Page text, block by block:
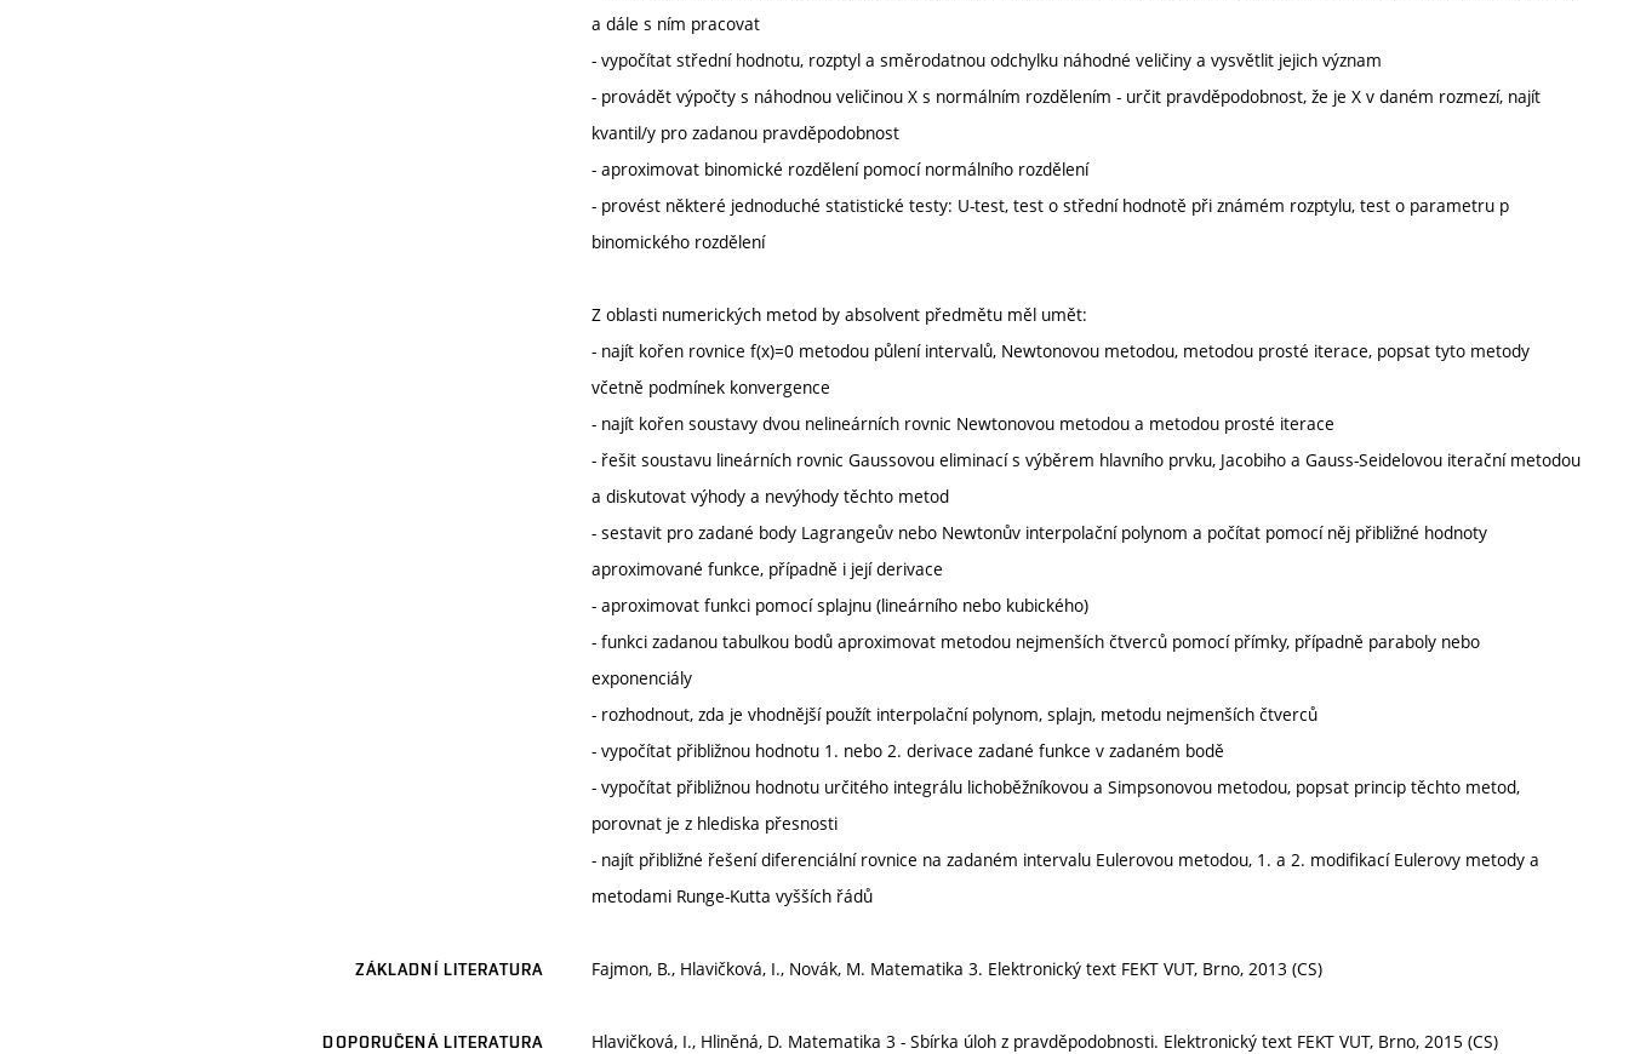
a dále s ním pracovat
- vypočítat střední hodnotu, rozptyl a směrodatnou odchylku náhodné veličiny a vysvětlit jejich význam
- provádět výpočty s náhodnou veličinou X s normálním rozdělením - určit pravděpodobnost, že je X v daném rozmezí, najít
kvantil/y pro zadanou pravděpodobnost
- aproximovat binomické rozdělení pomocí normálního rozdělení
- provést některé jednoduché statistické testy: U-test, test o střední hodnotě při známém rozptylu, test o parametru p
binomického rozdělení
Z oblasti numerických metod by absolvent předmětu měl umět:
- najít kořen rovnice f(x)=0 metodou půlení intervalů, Newtonovou metodou, metodou prosté iterace, popsat tyto metody
včetně podmínek konvergence
- najít kořen soustavy dvou nelineárních rovnic Newtonovou metodou a metodou prosté iterace
- řešit soustavu lineárních rovnic Gaussovou eliminací s výběrem hlavního prvku, Jacobiho a Gauss-Seidelovou iterační metodou
a diskutovat výhody a nevýhody těchto metod
- sestavit pro zadané body Lagrangeův nebo Newtonův interpolační polynom a počítat pomocí něj přibližné hodnoty
aproximované funkce, případně i její derivace
- aproximovat funkci pomocí splajnu (lineárního nebo kubického)
- funkci zadanou tabulkou bodů aproximovat metodou nejmenších čtverců pomocí přímky, případně paraboly nebo
exponenciály
- rozhodnout, zda je vhodnější použít interpolační polynom, splajn, metodu nejmenších čtverců
- vypočítat přibližnou hodnotu 1. nebo 2. derivace zadané funkce v zadaném bodě
- vypočítat přibližnou hodnotu určitého integrálu lichoběžníkovou a Simpsonovou metodou, popsat princip těchto metod,
porovnat je z hlediska přesnosti
- najít přibližné řešení diferenciální rovnice na zadaném intervalu Eulerovou metodou, 1. a 2. modifikací Eulerovy metody a
metodami Runge-Kutta vyšších řádů
ZÁKLADNÍ LITERATURA Fajmon, B., Hlavičková, I., Novák, M. Matematika 3. Elektronický text FEKT VUT, Brno, 2013 (CS)
DOPORUČENÁ LITERATURA
Hlavičková, I., Hliněná, D. Matematika 3 - Sbírka úloh z pravděpodobnosti. Elektronický text FEKT VUT, Brno, 2015 (CS)